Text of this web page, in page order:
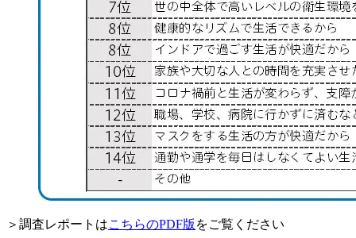
＞調査レポートはこちらのPDF版 をご覧ください